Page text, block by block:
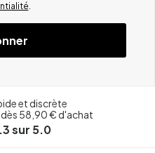
.
et discrète
58,90 € d'achat
sur 5.0